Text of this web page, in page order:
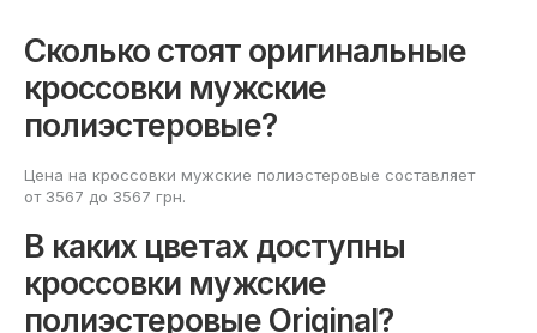
Сколько стоят оригинальные
кроссовки мужские
полиэстеровые?
Цена на кроссовки мужские полиэстеровые составляет
от 3567 до 3567 грн.
В каких цветах доступны
кроссовки мужские
полиэстеровые Original?